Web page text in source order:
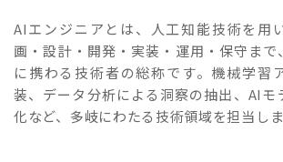
AIエンジニアとは、人工知能技術を用
画・設計・開発・実装・運用・保守まで
に携わる技術者の総称です。機械学習
装、データ分析による洞察の抽出、AIモ
化など、多岐にわたる技術領域を担当しま